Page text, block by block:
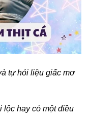
tự hỏi liệu giấc mơ
lộc hay có một điều